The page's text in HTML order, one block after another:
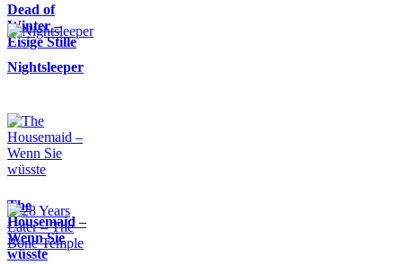
Dead of
Winter –
Eisige Stille
Nightsleeper
The
Housemaid –
Wenn Sie
wüsste